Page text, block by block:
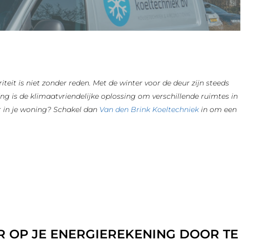
is niet zonder reden. Met de winter voor de deur zijn steeds
is de klimaatvriendelijke oplossing om verschillende ruimtes in
je woning? Schakel dan Van den Brink Koeltechniekin om een
OP JE ENERGIEREKENING DOOR TE